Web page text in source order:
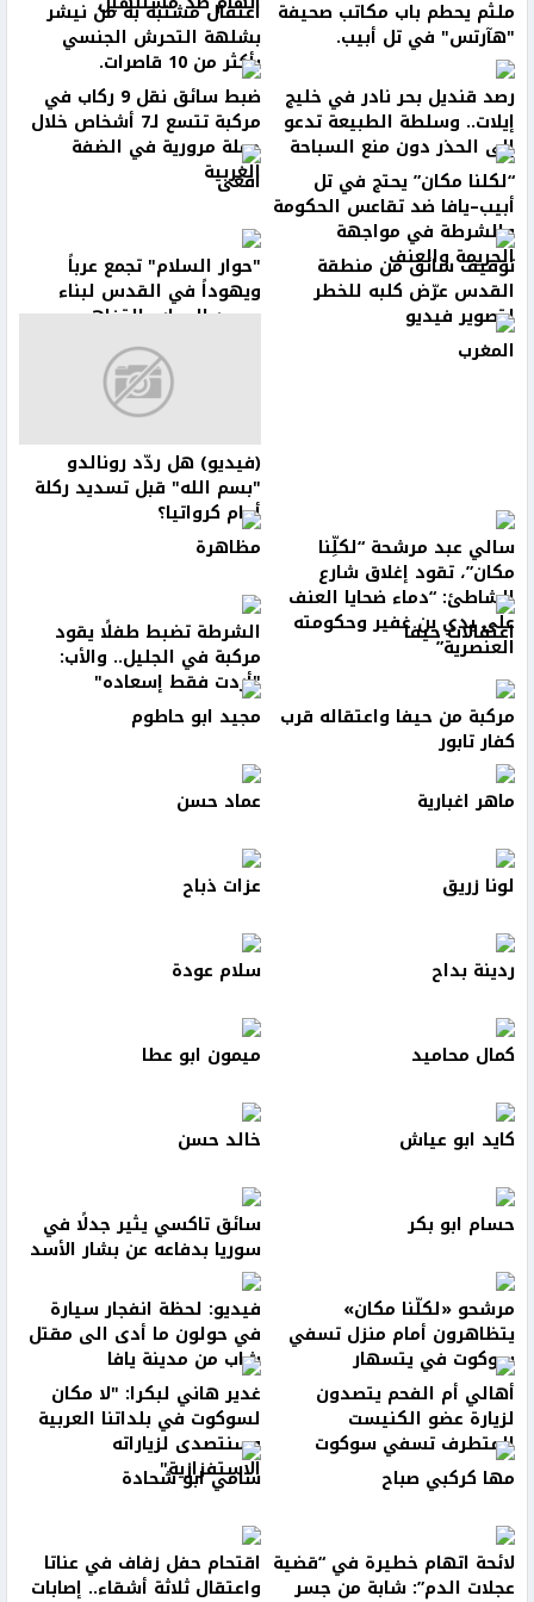
ملثم يحطم باب مكاتب صحيفة
"هآرتس" في تل أبيب.
اعتقال مشتبه به من نيشر
بشلهة التحرش الجنسي
بأكثر من 10 قاصرات.
رصد قنديل بحر نادر في خليج
إيلات.. وسلطة الطبيعة تدعو
إلى الحذر دون منع السباحة
ضبط سائق نقل 9 ركاب في
مركبة تتسع لـ7 أشخاص خلال
حملة مرورية في الضفة
الغربية “لكلنا مكان” يحتج في تل
أبيب–يافا ضد تقاعس الحكومة
والشرطة في مواجهة
الجريمة والعنف
افعى
توقيف سائق من منطقة
القدس عرّض كلبه للخطر
لتصوير فيديو
"حوار السلام" تجمع عرباً
ويهوداً في القدس لبناء
جسور الحوار والتفاهم
المغرب
(فيديو) هل ردّد رونالدو
"بسم الله" قبل تسديد ركلة
أمام كرواتيا؟
سالي عبد مرشحة “لكلِّنا
مكان”، تقود إغلاق شارع
الشاطئ: “دماء ضحايا العنف
على يدي بن غفير وحكومته
العنصرية”
مظاهرة
اعتقالات حيفا الشرطة تضبط طفلًا يقود
مركبة في الجليل.. والأب:
"أردت فقط إسعاده"
مركبة من حيفا واعتقاله قرب
كفار تابور
مجيد ابو حاطوم
ماهر اغبارية عماد حسن
لونا زريق عزات ذباح
ردينة بداح سلام عودة
كمال محاميد ميمون ابو عطا
كايد ابو عياش خالد حسن
حسام ابو بكر سائق تاكسي يثير جدلًا في
سوريا بدفاعه عن بشار الأسد
مرشحو «لكلّنا مكان»
يتظاهرون أمام منزل تسفي
سوكوت في يتسهار
فيديو: لحظة انفجار سيارة
في حولون ما أدى الى مقتل
شاب من مدينة يافا
أهالي أم الفحم يتصدون
لزيارة عضو الكنيست
المتطرف تسفي سوكوت
غدير هاني لبكرا: "لا مكان
لسوكوت في بلداتنا العربية
وسنتصدى لزياراته
الاستفزازية" مها كركبي صباح سامي ابو شحادة
لائحة اتهام خطيرة في “قضية
عجلات الدم”: شابة من جسر
اقتحام حفل زفاف في عناتا
واعتقال ثلاثة أشقاء.. إصابات